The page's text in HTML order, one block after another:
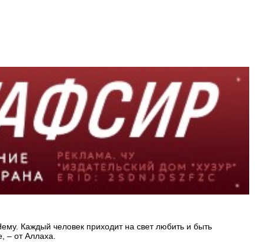
Каждый человек приходит на свет любить и быть
– от Аллаха.